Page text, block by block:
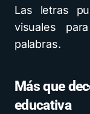
Las letras
visuales
palabras.
Más que
educativa